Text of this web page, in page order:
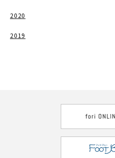
2020
2019